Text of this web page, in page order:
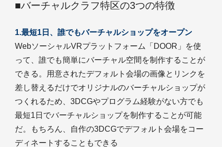
■バーチャルクラフ特区の3つの特徴
1.最短1日、誰でもバーチャルショップをオープン
WebソーシャルVRプラットフォーム「DOOR」を使
って、誰でも簡単にバーチャル空間を制作することが
できる。用意されたデフォルト会場の画像とリンクを
差し替えるだけでオリジナルのバーチャルショップが
つくれるため、3DCGやプログラム経験がない方でも
最短1日でバーチャルショップを制作することが可能
だ。もちろん、自作の3DCGでデフォルト会場をコー
ディネートすることもできる